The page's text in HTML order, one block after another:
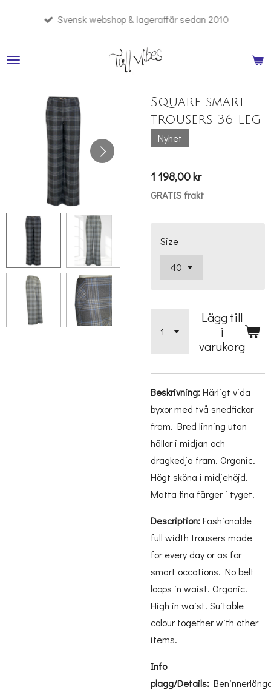
Svensk webshop & lageraffär sedan 2010
Square smart
trousers 36 leg
Nyhet
1 198,00 kr
GRATIS frakt
Size
Lägg till
i
varukorg
Beskrivning:Härligt vida
byxor med två snedfickor
fram. Bred linning utan
hällor i midjan och
dragkedja fram. Organic.
Högt sköna i midjehöjd.
Matta fina färger i tyget.
Description:Fashionable
full width trousers made
for every day or as for
smart occations. No belt
loops in waist. Organic.
High in waist. Suitable
colour together with other
items.
Info
plagg/Details: